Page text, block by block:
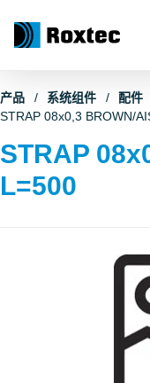
产品 系统组件 配件
STRAP 08x0,3 BROWN/
STRAP
L=500